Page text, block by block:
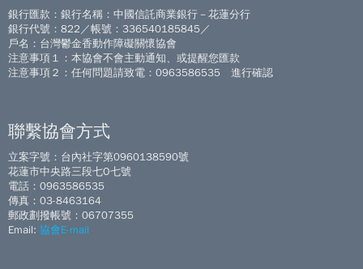
銀行匯款：銀行名稱：中國信託商業銀行－花蓮分行
銀行代號：822／帳號：336540185845／
戶名：台灣鬱金香動作障礙關懷協會
注意事項１：本協會不會主動通知、或提醒您匯款
注意事項２：任何問題請致電：0963586535 進行確認
聯繫協會方式
立案字號：台內社字第0960138590號
花蓮市中央路三段七O七號
電話：0963586535
傳真：03-8463164
郵政劃撥帳號：06707355
Email: 協會E-mail